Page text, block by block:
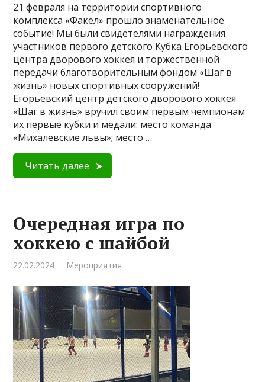
21 февраля на территории спортивного
комплекса «Факел» прошло знаменательное
событие! Мы были свидетелями награждения
участников первого детского Кубка Егорьевского
центра дворового хоккея и торжественной
передачи благотворительным фондом «Шаг в
жизнь» новых спортивных сооружений!
Егорьевский центр детского дворового хоккея
«Шаг в жизнь» вручил своим первым чемпионам
их первые кубки и медали: место команда
«Михалевские львы»; место …
Читать далее
Очередная игра по
хоккею с шайбой
22.02.2024 Мероприятия